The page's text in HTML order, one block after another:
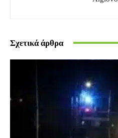
Σχετικά άρθρα